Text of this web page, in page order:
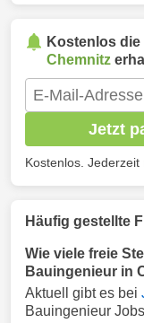
Kostenlos die
Chemnitz
Jetzt
Kostenlos. Jederzeit
Häufig gestellte
Wie viele freie
Bauingenieur in
Aktuell gibt es bei
Bauingenieur